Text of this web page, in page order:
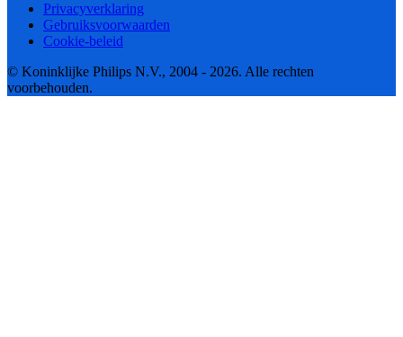
Privacyverklaring
Gebruiksvoorwaarden
Cookie-beleid
© Koninklijke Philips N.V., 2004 - 2026. Alle rechten
voorbehouden.